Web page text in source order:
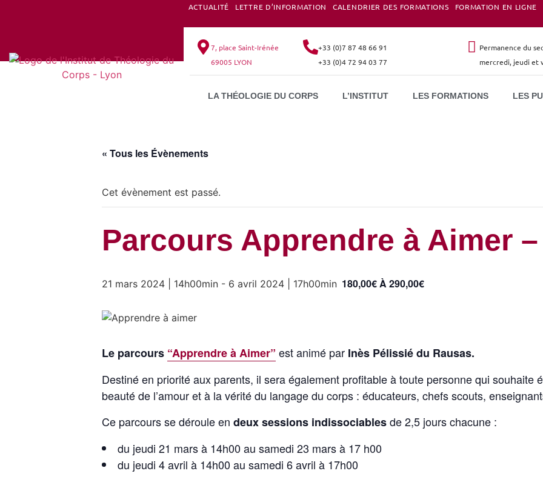
ACTUALITÉ LETTRE D’INFORMATION CALENDRIER DES FORMATIONS FORMATION EN LIGNE
ALUMNI
7, place Saint-Irénée
69005 LYON
+33 (0)7 87 48 66 91
+33 (0)4 72 94 03 77
Permanence du
mercredi, jeudi et
LA THÉOLOGIE DU CORPS L’INSTITUT LES FORMATIONS LES
« Tous les Évènements
Cet évènement est passé.
Parcours Apprendre à Aimer
21 mars 2024 | 14h00min - 6 avril 2024 | 17h00min 180,00€ À 290,00€
Le parcours “Apprendre à Aimer” est animé par Inès Pélissié du Rausas.
Destiné en priorité aux parents, il sera également profitable à toute personne qui souhaite
beauté de l’amour et à la vérité du langage du corps : éducateurs, chefs scouts,
Ce parcours se déroule en deux sessions indissociablesde 2,5 jours chacune :
du jeudi 21 mars à 14h00 au samedi 23 mars à 17 h00
du jeudi 4 avril à 14h00 au samedi 6 avril à 17h00